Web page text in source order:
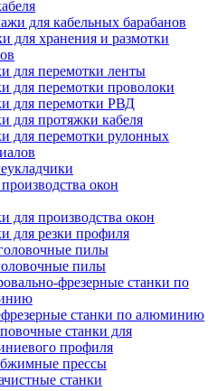
для кабельных барабанов
для хранения и размотки
для перемотки ленты
для перемотки проволоки
для перемотки РВД
для протяжки кабеля
для перемотки рулонных
окон
для производства окон
для резки профиля
пилы
пилы
фрезерные станки по
станки по алюминию
станки для
профиля
прессы
станки